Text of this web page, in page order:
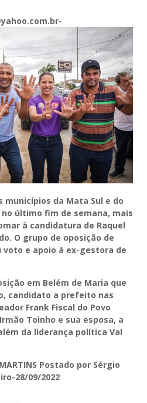
municípios da Mata Sul e do
último fim de semana, mais
à candidatura de Raquel
O grupo de oposição de
voto e apoio à ex-gestora de
em Belém de Maria que
candidato a prefeito nas
Frank Fiscal do Povo
Toinho e sua esposa, a
da liderança política Val
Postado por Sérgio
28/09/2022